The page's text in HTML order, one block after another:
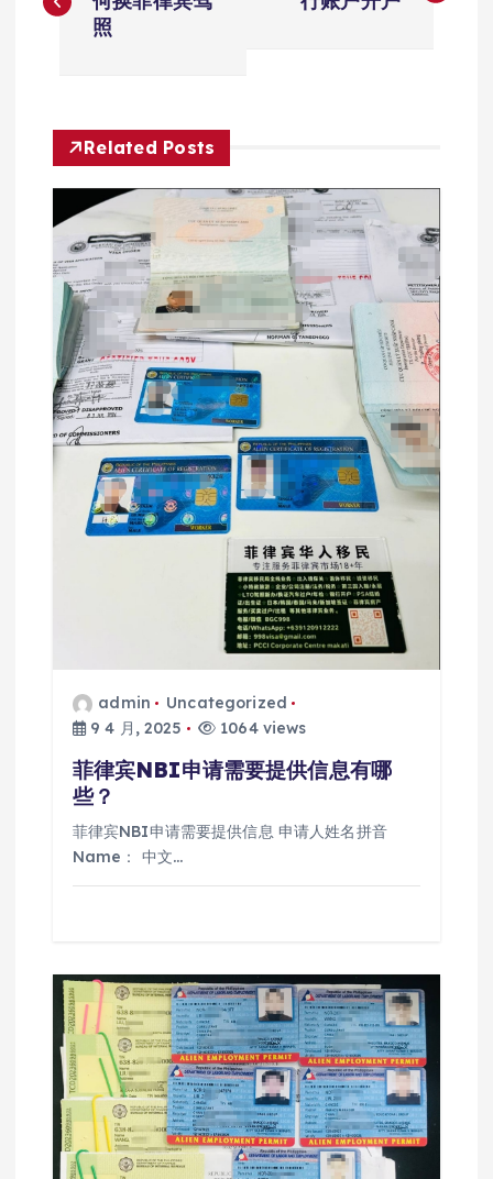
航
照
Related Posts
admin
Uncategorized
9 4 月, 2025
1064 views
菲律宾NBI申请需要提供信息有哪
些？
菲律宾NBI申请需要提供信息 申请人姓名拼音
Name： 中文…